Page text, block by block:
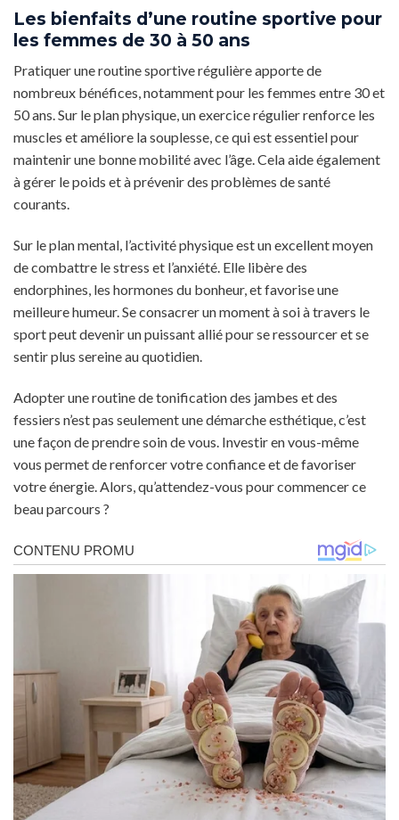
Les bienfaits d’une routine sportive pour
les femmes de 30 à 50 ans
Pratiquer une routine sportive régulière apporte de
nombreux bénéfices, notamment pour les femmes entre 30 et
50 ans. Sur le plan physique, un exercice régulier renforce les
muscles et améliore la souplesse, ce qui est essentiel pour
maintenir une bonne mobilité avec l’âge. Cela aide également
à gérer le poids et à prévenir des problèmes de santé
courants.
Sur le plan mental, l’activité physique est un excellent moyen
de combattre le stress et l’anxiété. Elle libère des
endorphines, les hormones du bonheur, et favorise une
meilleure humeur. Se consacrer un moment à soi à travers le
sport peut devenir un puissant allié pour se ressourcer et se
sentir plus sereine au quotidien.
Adopter une routine de tonification des jambes et des
fessiers n’est pas seulement une démarche esthétique, c’est
une façon de prendre soin de vous. Investir en vous-même
vous permet de renforcer votre confiance et de favoriser
votre énergie. Alors, qu’attendez-vous pour commencer ce
beau parcours ?